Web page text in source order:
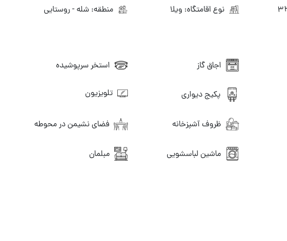
نوع اقامتگاه: ویلا منطقه: شله - روستایی
اجاق گاز استخر سرپوشیده
پکیج دیواری تلویزیون
ظروف آشپزخانه فضای نشیمن در محوطه
ماشین لباسشویی مبلمان